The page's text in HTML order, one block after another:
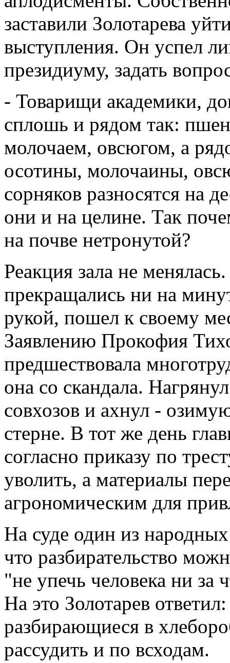
заставили Золотарева
выступления. Он успел
президиуму, задать
- Товарищи академики,
сплошь и рядом так:
молочаем, овсюгом, а
осотины, молочаины,
сорняков разносятся на
они и на целине. Так
на почве нетронутой?
Реакция зала не
прекращались ни на
рукой, пошел к своему
Заявлению Прокофия
предшествовала
она со скандала.
совхозов и ахнул -
стерне. В тот же день
согласно приказу по
уволить, а материалы
агрономическим для
На суде один из народных
что разбирательство
"не упечь человека ни за
На это Золотарев
разбирающиеся в
рассудить и по всходам.